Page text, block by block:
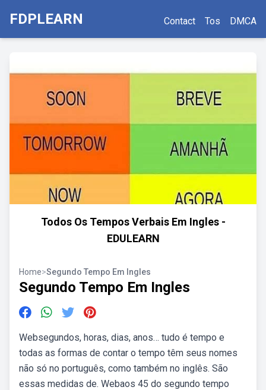
FDPLEARN Contact Tos DMCA
Todos Os Tempos Verbais Em Ingles -
EDULEARN
Home>Segundo Tempo Em Ingles
Segundo Tempo Em Ingles
Websegundos, horas, dias, anos… tudo é tempo e
todas as formas de contar o tempo têm seus nomes
não só no português, como também no inglês. São
essas medidas de. Webaos 45 do segundo tempo